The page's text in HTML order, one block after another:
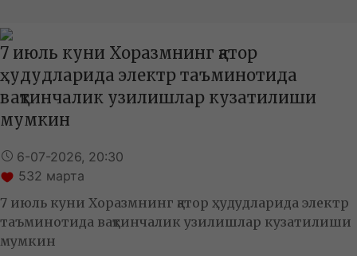
7 июль куни Хоразмнинг қатор
ҳудудларида электр таъминотида
вақтинчалик узилишлар кузатилиши
мумкин
6-07-2026, 20:30
532 марта
7 июль куни Хоразмнинг қатор ҳудудларида электр
таъминотида вақтинчалик узилишлар кузатилиши
мумкин